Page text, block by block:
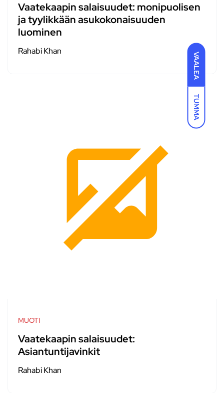
VAALEA
TUMMA
Vaatekaapin salaisuudet: monipuolisen
ja tyylikkään asukokonaisuuden
luominen
Rahabi Khan
MUOTI
Vaatekaapin salaisuudet:
Asiantuntijavinkit
Rahabi Khan